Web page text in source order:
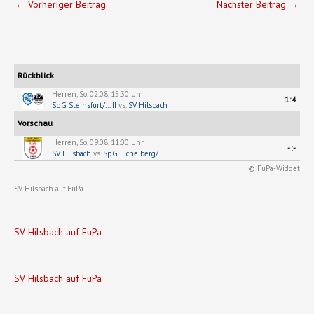
← Vorheriger Beitrag Nächster Beitrag →
Rückblick
Herren, So. 02.08. 15:30 Uhr
SpG Steinsfurt/... II vs. SV Hilsbach
1:4
Vorschau
Herren, So. 09.08. 11:00 Uhr
SV Hilsbach vs. SpG Eichelberg/...
-:-
© FuPa-Widget
SV Hilsbach auf FuPa
SV Hilsbach auf FuPa
SV Hilsbach auf FuPa